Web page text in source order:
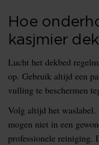
Hoe
kasjmier
Lucht het dekbed
op. Gebruik altijd een
vulling te beschermen
Volg altijd het waslabel.
mogen niet in een
professionele reiniging.